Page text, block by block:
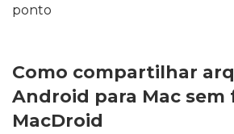
ponto
Como compartilhar
Android para Mac sem
MacDroid